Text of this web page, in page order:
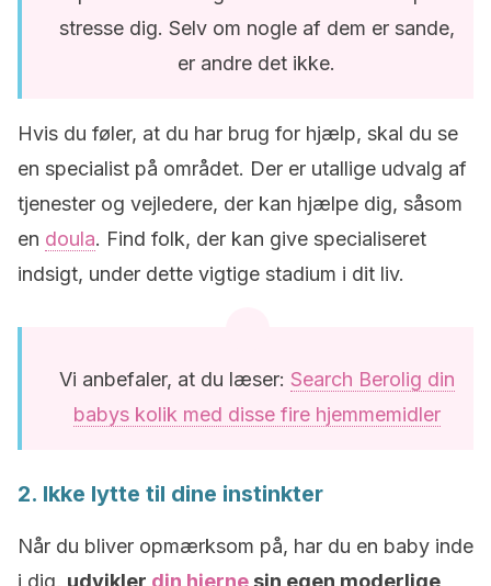
stresse dig. Selv om nogle af dem er sande,
er andre det ikke.
Hvis du føler, at du har brug for hjælp, skal du se
en specialist på området. Der er utallige udvalg af
tjenester og vejledere, der kan hjælpe dig, såsom
en doula. Find folk, der kan give specialiseret
indsigt, under dette vigtige stadium i dit liv.
Vi anbefaler, at du læser: Search Berolig din
babys kolik med disse fire hjemmemidler
2. Ikke lytte til dine instinkter
Når du bliver opmærksom på, har du en baby inde
i dig, udvikler din hjerne sin egen moderlige